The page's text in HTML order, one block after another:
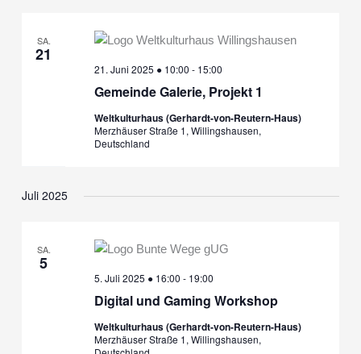
SA.
21
Gemeinde Galerie, Projekt 1
21. Juni 2025 ● 10:00 - 15:00
Projekt
Weltkulturhaus (Gerhardt-von-Reutern-Haus)
Merzhäuser Straße 1, Willingshausen,
Deutschland
Juli 2025
SA.
5
Digital und Gaming Workshop
5. Juli 2025 ● 16:00 - 19:00
Gaming
Weltkulturhaus (Gerhardt-von-Reutern-Haus)
Merzhäuser Straße 1, Willingshausen,